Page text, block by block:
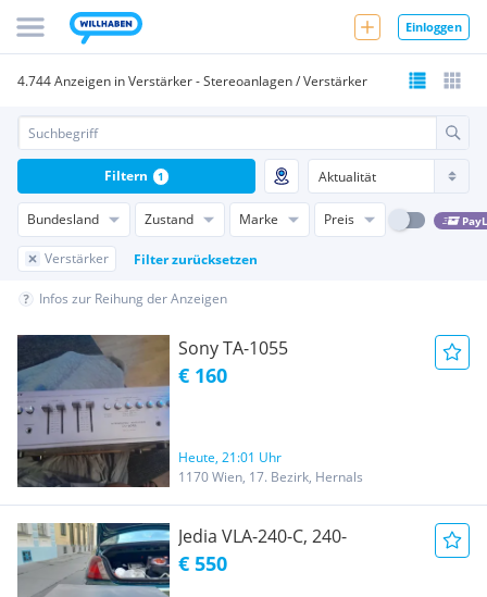
Einloggen
4.744 Anzeigen in Verstärker - Stereoanlagen / Verstärker
Bundesland Zustand Marke Preis
Verstärker Filter zurücksetzen
Filtern 1
Infos zur Reihung der Anzeigen
Sony TA-1055
€ 160
Heute, 21:01 Uhr
1170 Wien, 17. Bezirk, Hernals
Jedia VLA-240-C, 240-
€ 550